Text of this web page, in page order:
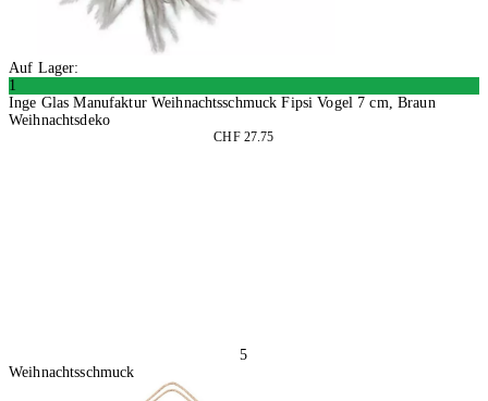
Auf Lager:
1
Inge Glas Manufaktur Weihnachtsschmuck Fipsi Vogel 7 cm, Braun
Weihnachtsdeko
CHF 27.75
5
Weihnachtsschmuck